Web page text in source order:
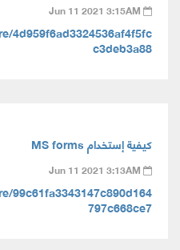
Jun 11 2021 3:15AM
4d959f6ad3324536af4f5fc
c3deb3a88
كيفية إستخدام MS forms
Jun 11 2021 3:13AM
99c61fa3343147c890d164
797c668ce7